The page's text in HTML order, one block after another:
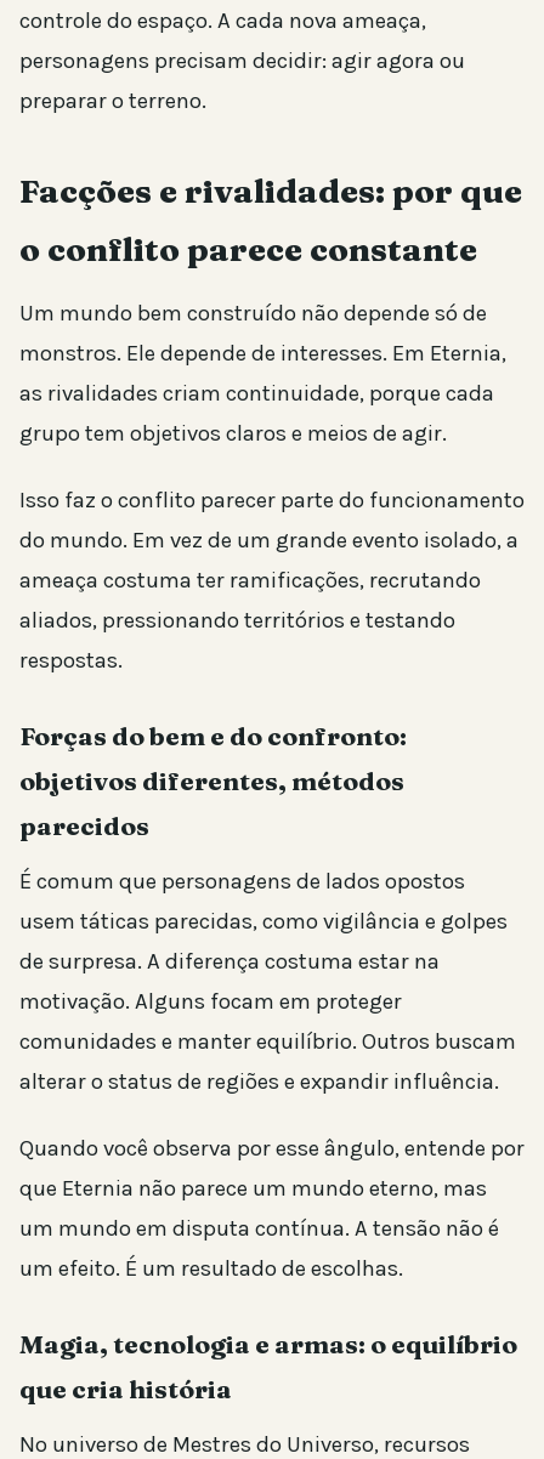
controle do espaço. A cada nova ameaça,
personagens precisam decidir: agir agora ou
preparar o terreno.
Facções e rivalidades: por que
o conflito parece constante
Um mundo bem construído não depende só de
monstros. Ele depende de interesses. Em Eternia,
as rivalidades criam continuidade, porque cada
grupo tem objetivos claros e meios de agir.
Isso faz o conflito parecer parte do funcionamento
do mundo. Em vez de um grande evento isolado, a
ameaça costuma ter ramificações, recrutando
aliados, pressionando territórios e testando
respostas.
Forças do bem e do confronto:
objetivos diferentes, métodos
parecidos
É comum que personagens de lados opostos
usem táticas parecidas, como vigilância e golpes
de surpresa. A diferença costuma estar na
motivação. Alguns focam em proteger
comunidades e manter equilíbrio. Outros buscam
alterar o status de regiões e expandir influência.
Quando você observa por esse ângulo, entende por
que Eternia não parece um mundo eterno, mas
um mundo em disputa contínua. A tensão não é
um efeito. É um resultado de escolhas.
Magia, tecnologia e armas: o equilíbrio
que cria história
No universo de Mestres do Universo, recursos